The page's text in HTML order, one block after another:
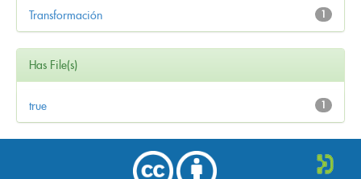
1
Transformación
Has File(s)
1
true